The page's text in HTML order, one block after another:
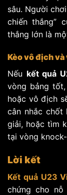
sâu. Người
chiến thắng”
thắng lớn là
Kèo vô địch và
Nếu kết quả
vòng bảng
hoặc vô địch
cân nhắc
giải, hoặc tìm
tại vòng
Lời kết
Kết quả U23
chứng cho nỗ